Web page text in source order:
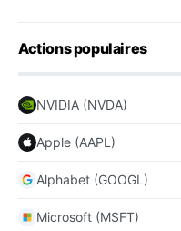
Actions populaires
NVIDIA (NVDA)
Apple (AAPL)
Alphabet (GOOGL)
Microsoft (MSFT)